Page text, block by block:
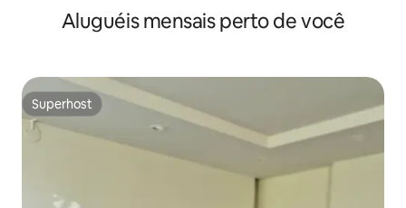
Aluguéis mensais perto de você
Superhost
Superhost